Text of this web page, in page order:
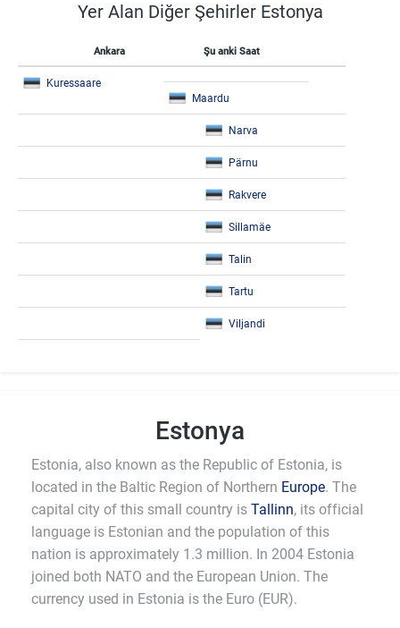
Yer Alan Diğer Şehirler Estonya
Ankara Şu anki Saat
Kuressaare
Maardu
Narva
Pärnu
Rakvere
Sillamäe
Talin
Tartu
Viljandi
Estonya
Estonia, also known as the Republic of Estonia, is
located in the Baltic Region of Northern Europe. The
capital city of this small country is Tallinn, its official
language is Estonian and the population of this
nation is approximately 1.3 million. In 2004 Estonia
joined both NATO and the European Union. The
currency used in Estonia is the Euro (EUR).